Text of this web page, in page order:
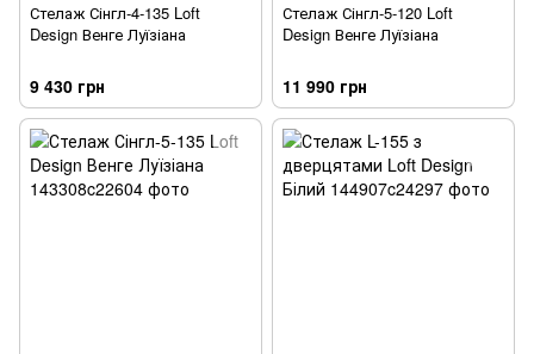
Стелаж Сінгл-4-135 Loft
Design Венге Луїзіана
9 430 грн
Стелаж Сінгл-5-120 Loft
Design Венге Луїзіана
11 990 грн